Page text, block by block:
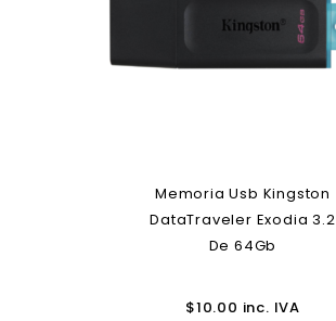
Memoria Usb Kingston
DataTraveler Exodia 3.2
De 64Gb
$10.00 inc. IVA